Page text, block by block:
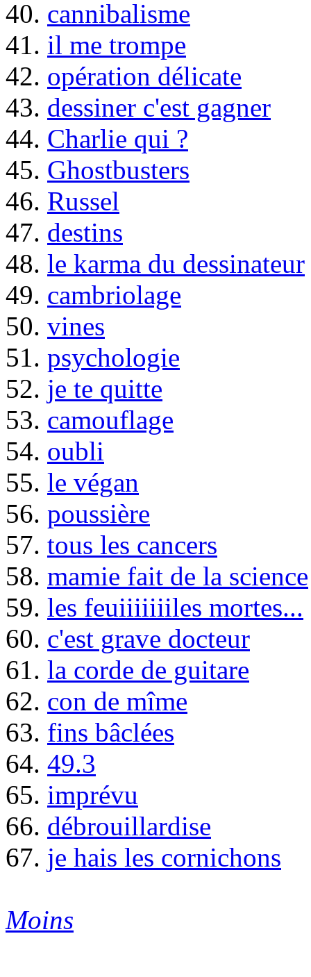
40. cannibalisme
41. il me trompe
42. opération délicate
43. dessiner c'est gagner
44. Charlie qui ?
45. Ghostbusters
46. Russel
47. destins
48. le karma du dessinateur
49. cambriolage
50. vines
51. psychologie
52. je te quitte
53. camouflage
54. oubli
55. le végan
56. poussière
57. tous les cancers
58. mamie fait de la science
59. les feuiiiiiiiles mortes...
60. c'est grave docteur
61. la corde de guitare
62. con de mîme
63. fins bâclées
64. 49.3
65. imprévu
66. débrouillardise
67. je hais les cornichons
Moins